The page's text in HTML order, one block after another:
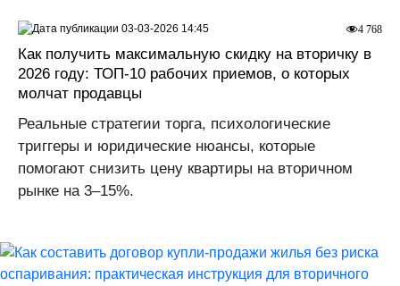
Как получить максимальную скидку на вторичку в
2026 году: ТОП-10 рабочих приемов, о которых
молчат продавцы
Реальные стратегии торга, психологические
триггеры и юридические нюансы, которые
помогают снизить цену квартиры на вторичном
рынке на 3–15%.
4 768
03-03-2026 14:45